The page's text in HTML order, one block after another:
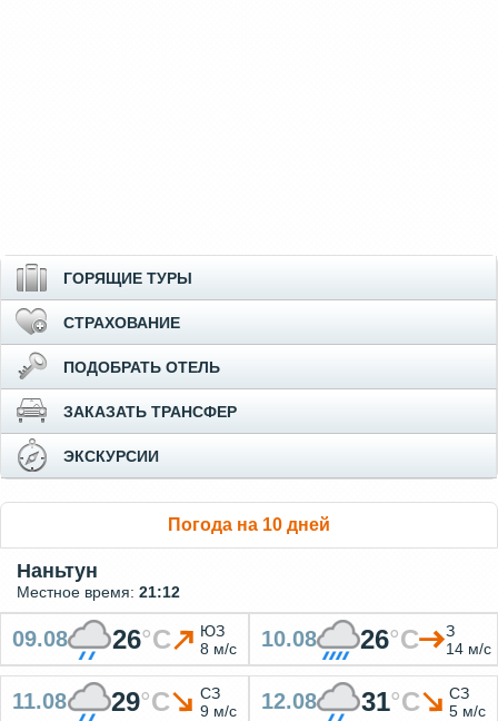
ГОРЯЩИЕ ТУРЫ
СТРАХОВАНИЕ
ПОДОБРАТЬ ОТЕЛЬ
ЗАКАЗАТЬ ТРАНСФЕР
ЭКСКУРСИИ
Погода на 10 дней
Наньтун
Местное время: 21:12
09.08 26°C
ЮЗ
8 м/с
10.08 26°C
З
14 м/с
11.08 29°C
СЗ
9 м/с
12.08 31°C
СЗ
5 м/с